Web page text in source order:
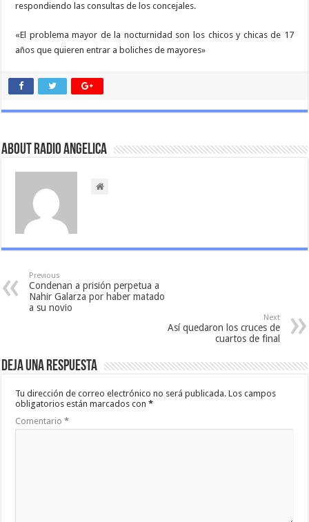
respondiendo las consultas de los concejales.
«El problema mayor de la nocturnidad son los chicos y chicas de 17
años que quieren entrar a boliches de mayores»
About Radio Angelica
Previous
Condenan a prisión perpetua a
Nahir Galarza por haber matado
a su novio
Next
Así quedaron los cruces de
cuartos de final
Deja una respuesta
Tu dirección de correo electrónico no será publicada. Los campos
obligatorios están marcados con*
Comentario*